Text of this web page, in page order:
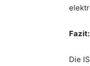
Fazit:
Die